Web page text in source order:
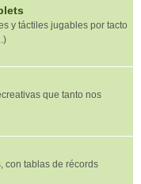
y táctiles jugables por tacto
que tanto nos
con tablas de récords